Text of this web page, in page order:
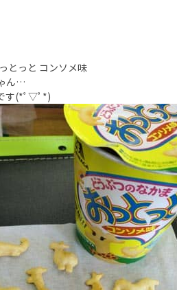
とっと コンソメ味
ん…
す(*ﾟ▽ﾟ*)